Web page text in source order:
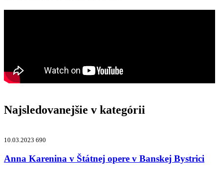
Najsledovanejšie v kategórii
10.03.2023 690
Anna Karenina v Štátnej opere v Banskej Bystrici